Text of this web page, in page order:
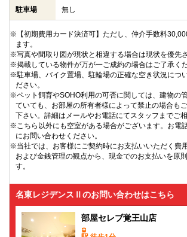
駐車場 無し
※【初期費用カード決済可】ただし、仲介手数料
ます。
※写真や間取り図が現状と相違する場合は現状を優先
※掲載している物件が万が一ご成約の場合はご了承くだ
※駐車場、バイク置場、駐輪場の正確な空き状況につ
ださい。
※ペット飼育やSOHO利用の可否に関しては、建物の
ていても、お部屋の所有者様によって禁止の場合も
下さい。詳細はメールやお電話にてスタッフまでご相
※こちら以外にも空室がある場合がございます。お電
にお問い合わせください。
※当社では、お客様にご契約時にお支払いいただく費
および金銭管理の観点から、現金でのお支払いを原
す。
名東レジデンスⅡのお問い合わせはこちら
部屋セレブ覚王山店